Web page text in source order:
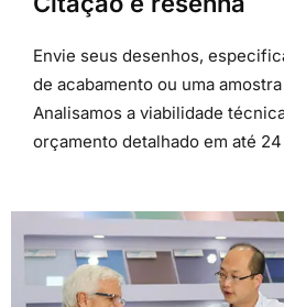
Envie seus desenhos,
de acabamento ou uma
Analisamos a viabilidade
orçamento detalhado em até